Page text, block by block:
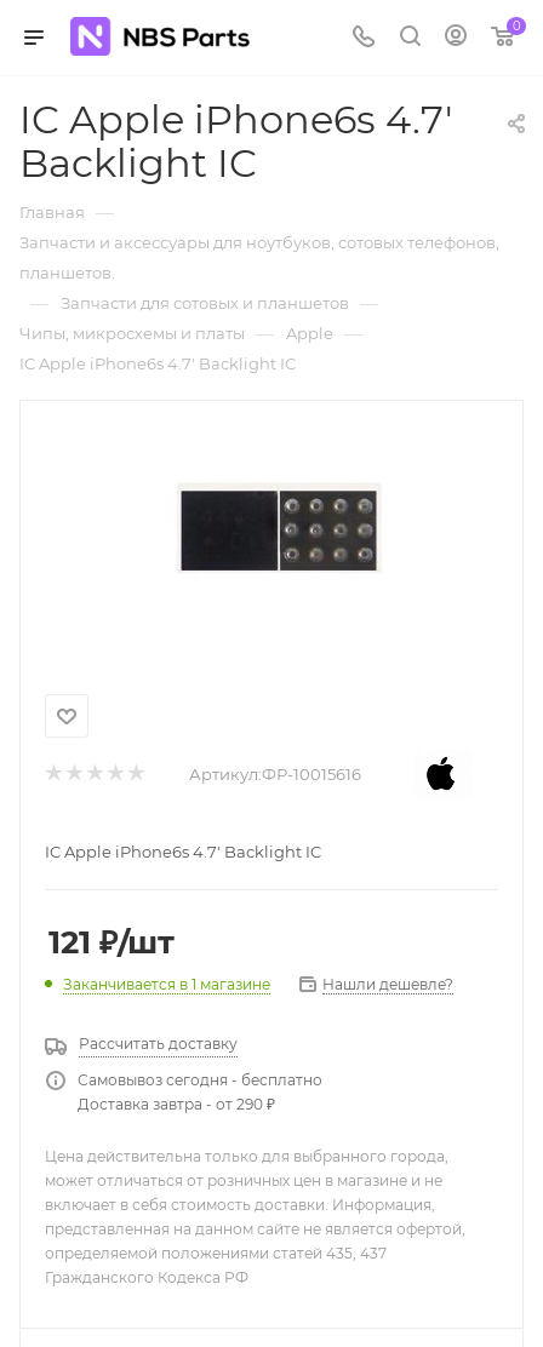
0
IC Apple iPhone6s 4.7'
Backlight IC
Главная —
Запчасти и аксессуары для ноутбуков, сотовых телефонов,
планшетов.
— Запчасти для сотовых и планшетов —
Чипы, микросхемы и платы — Apple —
IC Apple iPhone6s 4.7' Backlight IC
Артикул:ФР-10015616
IC Apple iPhone6s 4.7' Backlight IC
121 ₽/шт
Заканчивается в 1 магазине Нашли дешевле?
Рассчитать доставку
Самовывоз сегодня - бесплатно
Доставка завтра - от 290 ₽
Цена действительна только для выбранного города,
может отличаться от розничных цен в магазине и не
включает в себя стоимость доставки. Информация,
представленная на данном сайте не является офертой,
определяемой положениями статей 435, 437
Гражданского Кодекса РФ